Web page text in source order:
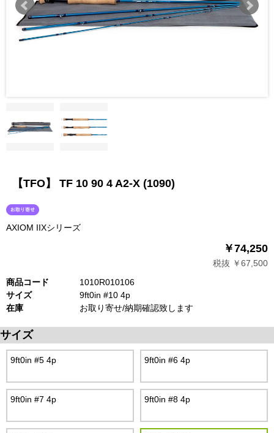
【TFO】 TF 10 90 4 A2-X (1090)
AXIOM IIXシリーズ
￥74,250
税抜 ￥67,500
商品コード
1010R010106
サイズ
9ft0in #10 4p
在庫
お取り寄せ/納期確認致します
サイズ
9ft0in #5 4p 9ft0in #6 4p
9ft0in #7 4p 9ft0in #8 4p